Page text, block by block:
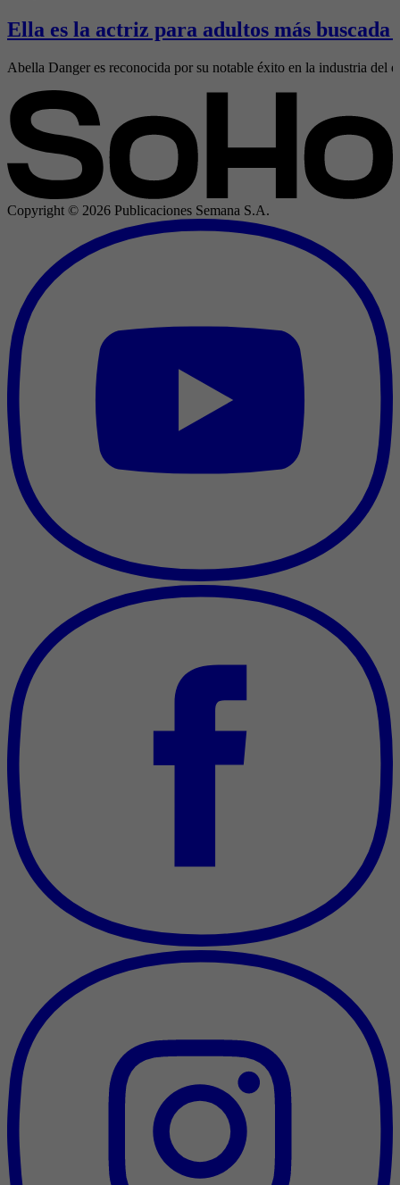
Ella es la actriz para adultos más
Abella Danger es reconocida por su notable éxito en la industria del
Copyright © 2026 Publicaciones Semana S.A.